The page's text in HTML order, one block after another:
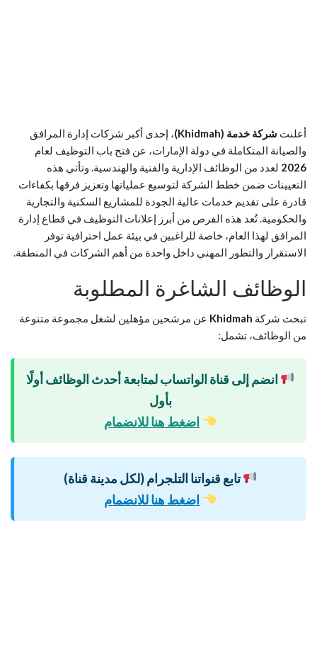
أعلنت شركة خدمة (Khidmah)
، إحدى أكبر شركات إدارة المرافق
والصيانة المتكاملة في دولة الإمارات، عن فتح باب التوظيف لعام
2026 لعدد من الوظائف الإدارية والفنية والهندسية. وتأتي هذه
التعيينات ضمن خطط الشركة لتوسيع عملياتها وتعزيز فرقها بكفاءات
قادرة على تقديم خدمات عالية الجودة للمشاريع السكنية والتجارية
والحكومية. تُعد هذه الفرص من أبرز إعلانات التوظيف في قطاع إدارة
المرافق لهذا العام، خاصة للراغبين في بيئة عمل احترافية توفر
الاستقرار والتطور المهني داخل واحدة من أهم الشركات في المنطقة.
الوظائف الشاغرة المطلوبة
تبحث شركة Khidmah عن مرشحين مؤهلين لشغل مجموعة متنوعة
من الوظائف، تشمل:
انضم إلى قناة الواتساب لمتابعة أحدث الوظائف أولًا
بأول
اضغط هنا للانضمام
تابع قنواتنا التلجرام (لكل مدينة قناة)
اضغط هنا للانضمام